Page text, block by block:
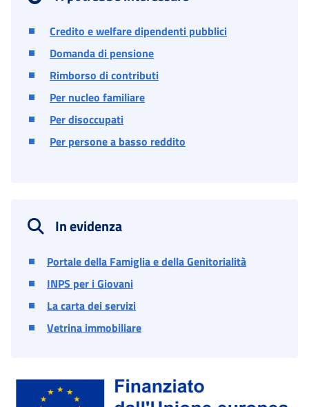
Credito e welfare dipendenti pubblici
Domanda di pensione
Rimborso di contributi
Per nucleo familiare
Per disoccupati
Per persone a basso reddito
In evidenza
Portale della Famiglia e della Genitorialità
INPS per i Giovani
La carta dei servizi
Vetrina immobiliare